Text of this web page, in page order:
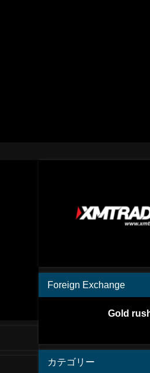
Foreign Exchange
Gold
カテゴリー